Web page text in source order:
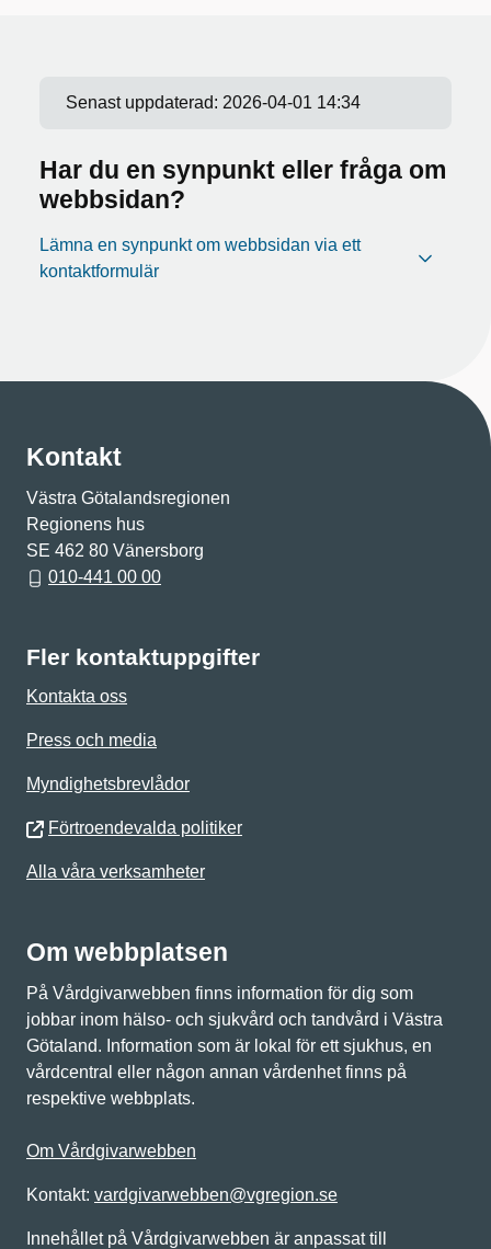
Senast uppdaterad: 2026-04-01 14:34
Har du en synpunkt eller fråga om
webbsidan?
Lämna en synpunkt om webbsidan via ett
kontaktformulär
Kontakt
Västra Götalandsregionen
Regionens hus
SE 462 80 Vänersborg
010-441 00 00
Fler kontaktuppgifter
Kontakta oss
Press och media
Myndighetsbrevlådor
Förtroendevalda politiker
Alla våra verksamheter
Om webbplatsen
På Vårdgivarwebben finns information för dig som
jobbar inom hälso- och sjukvård och tandvård i Västra
Götaland. Information som är lokal för ett sjukhus, en
vårdcentral eller någon annan vårdenhet finns på
respektive webbplats.
Om Vårdgivarwebben
Kontakt: vardgivarwebben@vgregion.se
Innehållet på Vårdgivarwebben är anpassat till